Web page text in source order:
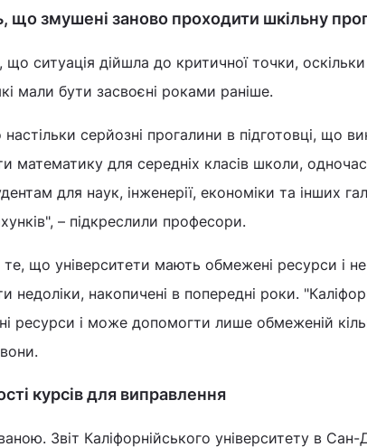
що змушені заново проходити шкільну
ситуація дійшла до критичної точки,
мали бути засвоєні роками раніше.
серйозні прогалини в підготовці, що
математику для середніх класів школи,
для наук, інженерії, економіки та інших
– підкреслили професори.
те, що університети мають обмежені ресурси і
недоліки, накопичені в попередні роки.
ресурси і може допомогти лише обмеженій
курсів для виправлення
Звіт Каліфорнійського університету в Сан-